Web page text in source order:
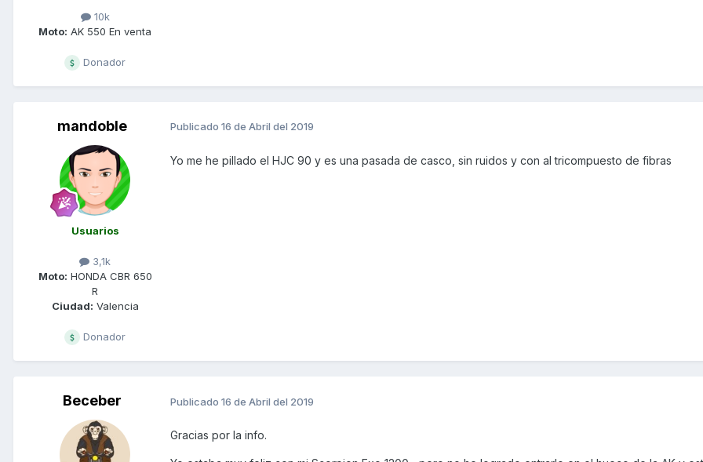
10k
Moto: AK 550 En venta
Donador
mandoble
Usuarios
3,1k
Moto: HONDA CBR 650
R
Ciudad: Valencia
Donador
Publicado 16 de Abril del 2019
Yo me he pillado el HJC 90 y es una pasada de casco, sin ruidos y con al tricompuesto de fibras
Beceber Publicado 16 de Abril del 2019
Gracias por la info.